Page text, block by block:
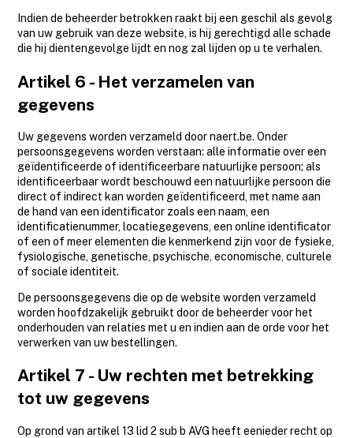
Indien de beheerder betrokken raakt bij een geschil als gevolg
van uw gebruik van deze website, is hij gerechtigd alle schade
die hij dientengevolge lijdt en nog zal lijden op u te verhalen.
Artikel 6 - Het verzamelen van
gegevens
Uw gegevens worden verzameld door naert.be. Onder
persoonsgegevens worden verstaan: alle informatie over een
geïdentificeerde of identificeerbare natuurlijke persoon; als
identificeerbaar wordt beschouwd een natuurlijke persoon die
direct of indirect kan worden geïdentificeerd, met name aan
de hand van een identificator zoals een naam, een
identificatienummer, locatiegegevens, een online identificator
of een of meer elementen die kenmerkend zijn voor de fysieke,
fysiologische, genetische, psychische, economische, culturele
of sociale identiteit.
De persoonsgegevens die op de website worden verzameld
worden hoofdzakelijk gebruikt door de beheerder voor het
onderhouden van relaties met u en indien aan de orde voor het
verwerken van uw bestellingen.
Artikel 7 - Uw rechten met betrekking
tot uw gegevens
Op grond van artikel 13 lid 2 sub b AVG heeft eenieder recht op